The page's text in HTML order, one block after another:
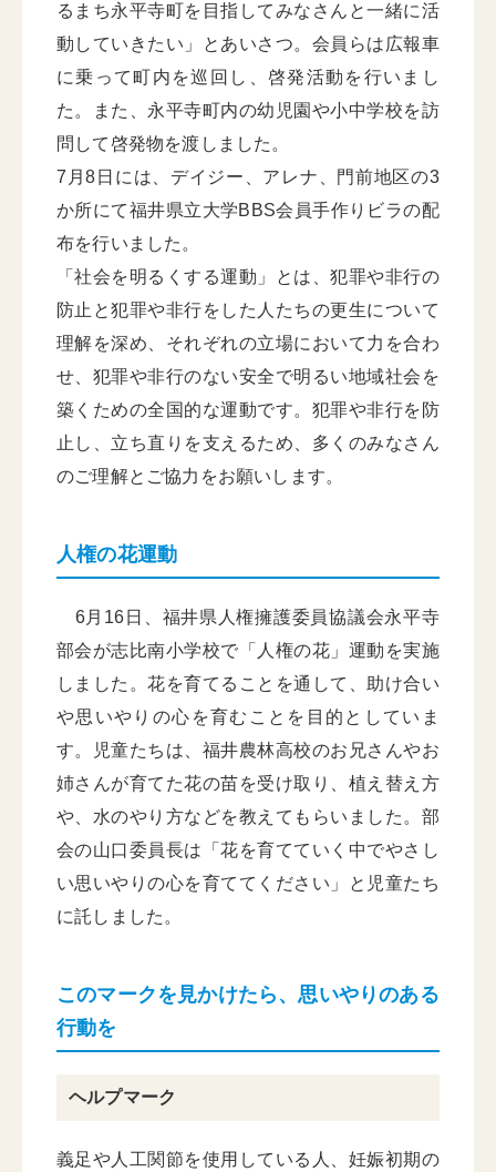
るまち永平寺町を目指してみなさんと一緒に活
動していきたい」とあいさつ。会員らは広報車
に乗って町内を巡回し、啓発活動を行いまし
た。また、永平寺町内の幼児園や小中学校を訪
問して啓発物を渡しました。
7月8日には、デイジー、アレナ、門前地区の3
か所にて福井県立大学BBS会員手作りビラの配
布を行いました。
「社会を明るくする運動」とは、犯罪や非行の
防止と犯罪や非行をした人たちの更生について
理解を深め、それぞれの立場において力を合わ
せ、犯罪や非行のない安全で明るい地域社会を
築くための全国的な運動です。犯罪や非行を防
止し、立ち直りを支えるため、多くのみなさん
のご理解とご協力をお願いします。
人権の花運動
6月16日、福井県人権擁護委員協議会永平寺
部会が志比南小学校で「人権の花」運動を実施
しました。花を育てることを通して、助け合い
や思いやりの心を育むことを目的としていま
す。児童たちは、福井農林高校のお兄さんやお
姉さんが育てた花の苗を受け取り、植え替え方
や、水のやり方などを教えてもらいました。部
会の山口委員長は「花を育てていく中でやさし
い思いやりの心を育ててください」と児童たち
に託しました。
このマークを見かけたら、思いやりのある
行動を
ヘルプマーク
義足や人工関節を使用している人、妊娠初期の